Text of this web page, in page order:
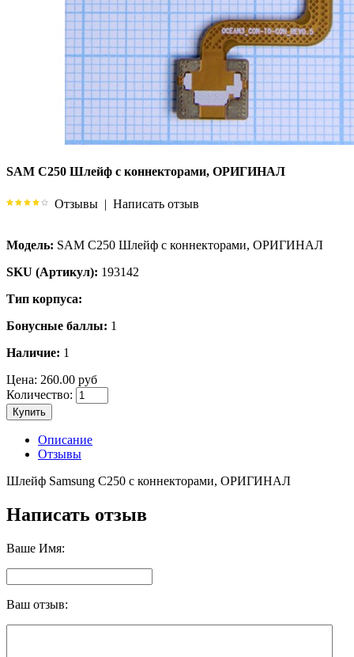
SAM C250 Шлейф с коннекторами, ОРИГИНАЛ
Отзывы | Написать отзыв
Модель: SAM C250 Шлейф с коннекторами, ОРИГИНАЛ
SKU (Артикул): 193142
Тип корпуса:
Бонусные баллы: 1
Наличие: 1
Цена: 260.00 руб
Количество:
Купить
Описание
Отзывы
Шлейф Samsung C250 с коннекторами, ОРИГИНАЛ
Написать отзыв
Ваше Имя:
Ваш отзыв: